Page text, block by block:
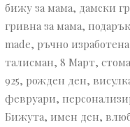
бижу за мама, дамски
гривна за мама, подарък
made, ръчно изработена
талисман, 8 Март,
925, рожден ден,
февруари,
Бижута, имен ден,